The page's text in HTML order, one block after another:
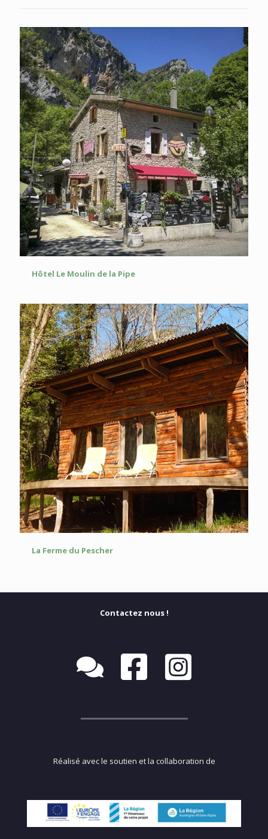
Hôtel Le Moulin de la Pipe
Hôtel Le Moulin de la Pipe
La Ferme du Pescher
La Ferme du Pescher
Contactez nous !
Réalisé avec le soutien et la collaboration de